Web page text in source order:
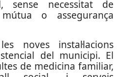
sense necessitat de
o assegurança
noves instal·lacions
del municipi. El
de medicina familiar,